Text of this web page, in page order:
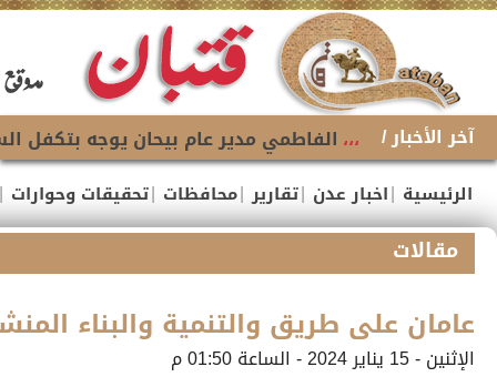
الرئيسية |اخبار عدن |تقارير |محافظات |تحقيقات وحوارات
آخر الأخبار / ،،، الفاطمي مدير عام بيحان يوجه بتكفل
مقالات
عامان على طريق والتنمية والبناء
الإثنين - 15 يناير 2024 - الساعة 01:50 م